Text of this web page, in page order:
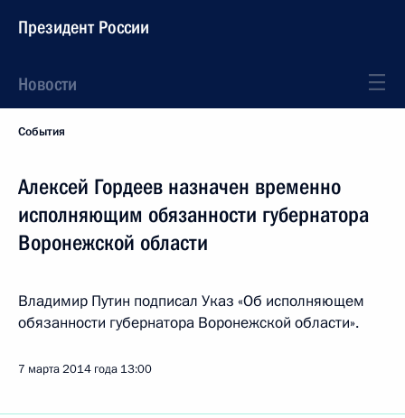
Президент России
Новости
События
Алексей Гордеев назначен временно
исполняющим обязанности губернатора
Воронежской области
Владимир Путин подписал Указ «Об исполняющем
обязанности губернатора Воронежской области».
7 марта 2014 года 13:00